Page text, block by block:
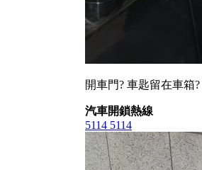
開車門? 車匙留在車箱
汽車開鎖熱線
5114 5114